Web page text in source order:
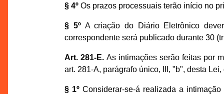
§ 4º Os prazos processuais terão início no
§ 5º A criação do Diário Eletrônico
correspondente será publicado durante 30
Art. 281-E. As intimações serão feitas por
art. 281-A, parágrafo único, III, "b", desta
§ 1º Considerar-se-á realizada a